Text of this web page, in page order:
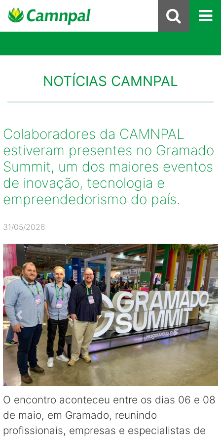
NOTÍCIAS CAMNPAL
Colaboradores da CAMNPAL
estiveram presentes no Gramado
Summit, um dos maiores eventos
de inovação, tecnologia e
empreendedorismo do país.
31/05/2026
O encontro aconteceu entre os dias 06 e 08
de maio, em Gramado, reunindo
profissionais, empresas e especialistas de